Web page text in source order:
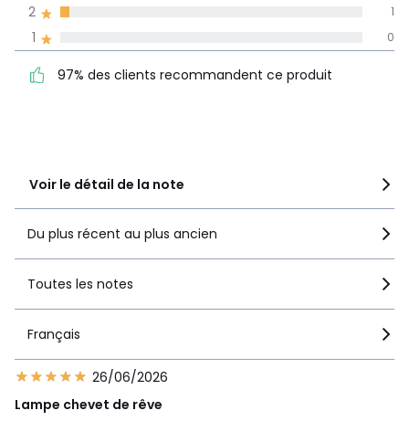
4 4
5
Voir le détail de la note
1 0
2 1
97% des clients recommandent ce produit
Du plus récent au plus ancien
Toutes les notes
Français
26/06/2026
Lampe chevet de rêve